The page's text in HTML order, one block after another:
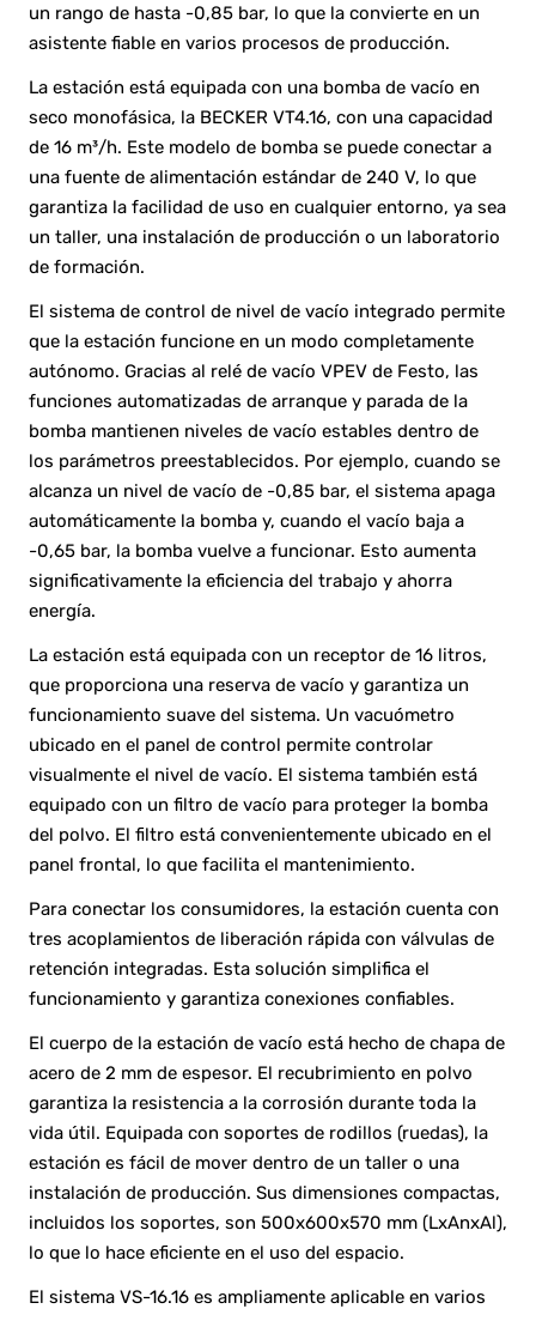
un rango de hasta -0,85 bar, lo que la convierte en un
asistente fiable en varios procesos de producción.
La estación está equipada con una bomba de vacío en
seco monofásica, la BECKER VT4.16, con una capacidad
de 16 m³/h. Este modelo de bomba se puede conectar a
una fuente de alimentación estándar de 240 V, lo que
garantiza la facilidad de uso en cualquier entorno, ya sea
un taller, una instalación de producción o un laboratorio
de formación.
El sistema de control de nivel de vacío integrado permite
que la estación funcione en un modo completamente
autónomo. Gracias al relé de vacío VPEV de Festo, las
funciones automatizadas de arranque y parada de la
bomba mantienen niveles de vacío estables dentro de
los parámetros preestablecidos. Por ejemplo, cuando se
alcanza un nivel de vacío de -0,85 bar, el sistema apaga
automáticamente la bomba y, cuando el vacío baja a
-0,65 bar, la bomba vuelve a funcionar. Esto aumenta
significativamente la eficiencia del trabajo y ahorra
energía.
La estación está equipada con un receptor de 16 litros,
que proporciona una reserva de vacío y garantiza un
funcionamiento suave del sistema. Un vacuómetro
ubicado en el panel de control permite controlar
visualmente el nivel de vacío. El sistema también está
equipado con un filtro de vacío para proteger la bomba
del polvo. El filtro está convenientemente ubicado en el
panel frontal, lo que facilita el mantenimiento.
Para conectar los consumidores, la estación cuenta con
tres acoplamientos de liberación rápida con válvulas de
retención integradas. Esta solución simplifica el
funcionamiento y garantiza conexiones confiables.
El cuerpo de la estación de vacío está hecho de chapa de
acero de 2 mm de espesor. El recubrimiento en polvo
garantiza la resistencia a la corrosión durante toda la
vida útil. Equipada con soportes de rodillos (ruedas), la
estación es fácil de mover dentro de un taller o una
instalación de producción. Sus dimensiones compactas,
incluidos los soportes, son 500x600x570 mm (LxAnxAl),
lo que lo hace eficiente en el uso del espacio.
El sistema VS-16.16 es ampliamente aplicable en varios